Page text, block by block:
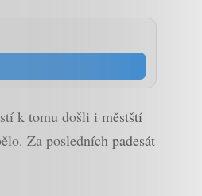
k tomu došli i městští
Za posledních padesát